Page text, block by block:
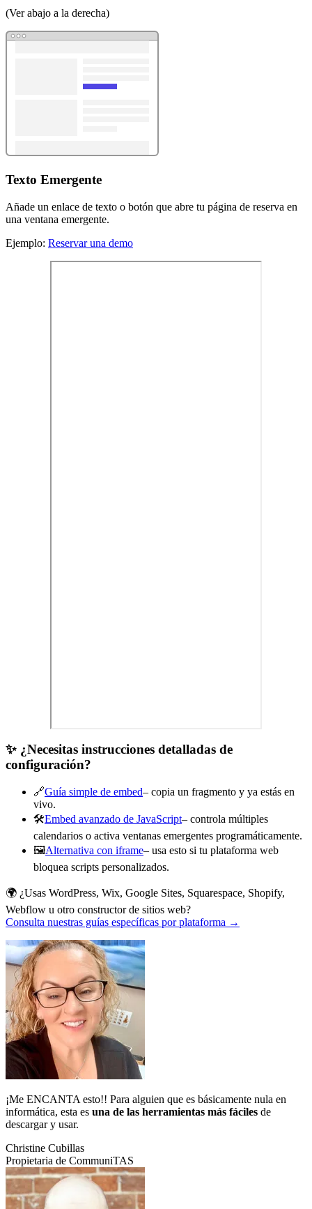
(Ver abajo a la derecha)
Texto Emergente
Añade un enlace de texto o botón que abre tu página de reserva en
una ventana emergente.
Ejemplo: Reservar una demo
✨ ¿Necesitas instrucciones detalladas de
configuración?
🔗Guía simple de embed– copia un fragmento y ya estás en
vivo.
🛠️Embed avanzado de JavaScript– controla múltiples
calendarios o activa ventanas emergentes programáticamente.
🖼️Alternativa con iframe– usa esto si tu plataforma web
bloquea scripts personalizados.
🌍 ¿Usas WordPress, Wix, Google Sites, Squarespace, Shopify,
Webflow u otro constructor de sitios web?
Consulta nuestras guías específicas por plataforma →
¡Me ENCANTA esto!! Para alguien que es básicamente nula en
informática, esta es una de las herramientas más fáciles de
descargar y usar.
Christine Cubillas
Propietaria de CommuniTAS